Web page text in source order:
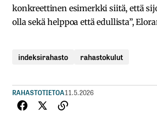
konkreettinen esimerkki siitä, että
olla sekä helppoa että edullista”,
indeksirahasto rahastokulut
RAHASTOTIETOA11.5.2026